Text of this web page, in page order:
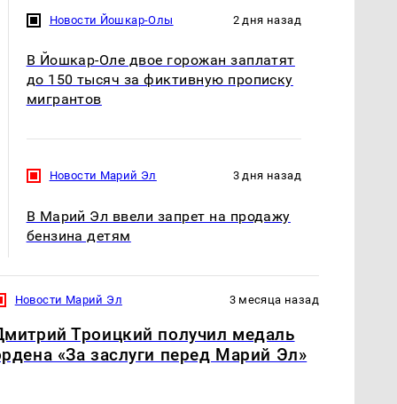
Новости Йошкар-Олы 2 дня назад
В Йошкар-Оле двое горожан заплатят
до 150 тысяч за фиктивную прописку
мигрантов
Новости Марий Эл 3 дня назад
В Марий Эл ввели запрет на продажу
бензина детям
Новости Марий Эл 3 месяца назад
Троицкий получил медаль
«За заслуги перед Марий Эл»